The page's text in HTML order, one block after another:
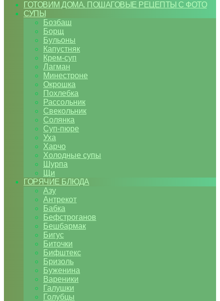
ГОТОВИМ ДОМА. ПОШАГОВЫЕ РЕЦЕПТЫ С ФОТО
СУПЫ
Бозбаш
Борщ
Бульоны
Капустняк
Крем-суп
Лагман
Минестроне
Окрошка
Похлебка
Рассольник
Свекольник
Солянка
Суп-пюре
Уха
Харчо
Холодные супы
Шурпа
Щи
ГОРЯЧИЕ БЛЮДА
Азу
Антрекот
Бабка
Бефстроганов
Бешбармак
Бигус
Биточки
Бифштекс
Бризоль
Буженина
Вареники
Галушки
Голубцы